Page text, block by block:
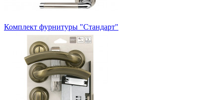
Комплект фурнитуры "Стандарт"